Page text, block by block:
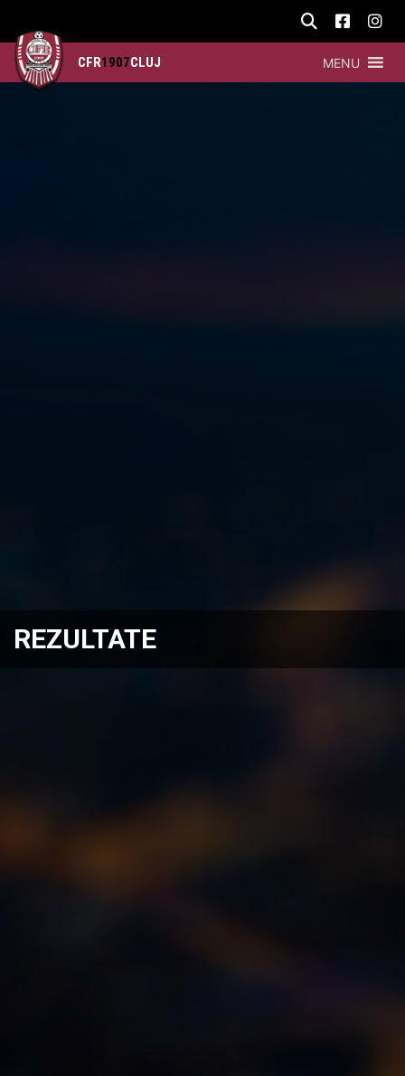
CFR1907CLUJ MENU
REZULTATE